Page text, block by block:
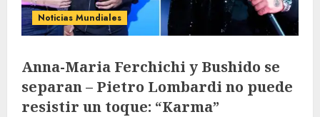
Noticias Mundiales
Anna-Maria Ferchichi y Bushido se
separan – Pietro Lombardi no puede
resistir un toque: “Karma”